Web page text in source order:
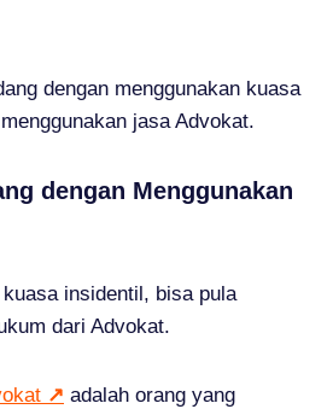
dengan menggunakan kuasa
jasa Advokat.
dengan Menggunakan
insidentil, bisa pula
dari Advokat.
↗ adalah orang yang